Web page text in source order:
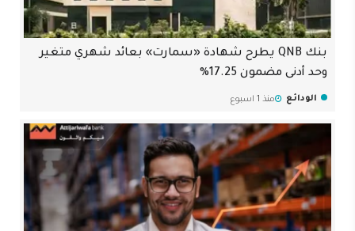
بنك QNB يطرح شهادة «سمارت» بعائد شهري متغير
وحد أدنى مضمون 17.25%
الودائع منذ 1 اسبوع